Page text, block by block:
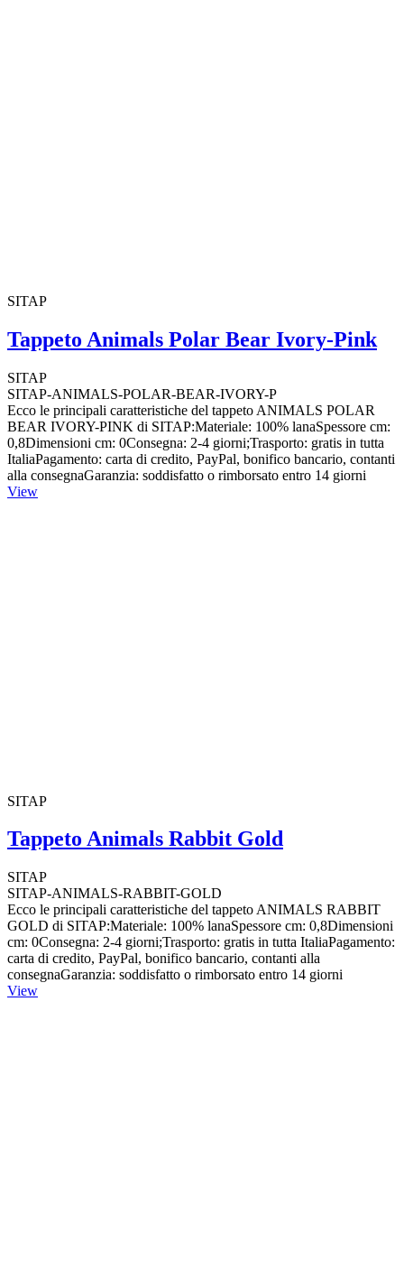
SITAP
Tappeto Animals Polar Bear Ivory-Pink
SITAP
SITAP-ANIMALS-POLAR-BEAR-IVORY-P
Ecco le principali caratteristiche del tappeto ANIMALS POLAR
BEAR IVORY-PINK di SITAP:Materiale: 100% lanaSpessore cm:
0,8Dimensioni cm: 0Consegna: 2-4 giorni;Trasporto: gratis in tutta
ItaliaPagamento: carta di credito, PayPal, bonifico bancario, contanti
alla consegnaGaranzia: soddisfatto o rimborsato entro 14 giorni
View
SITAP
Tappeto Animals Rabbit Gold
SITAP
SITAP-ANIMALS-RABBIT-GOLD
Ecco le principali caratteristiche del tappeto ANIMALS RABBIT
GOLD di SITAP:Materiale: 100% lanaSpessore cm: 0,8Dimensioni
cm: 0Consegna: 2-4 giorni;Trasporto: gratis in tutta ItaliaPagamento:
carta di credito, PayPal, bonifico bancario, contanti alla
consegnaGaranzia: soddisfatto o rimborsato entro 14 giorni
View